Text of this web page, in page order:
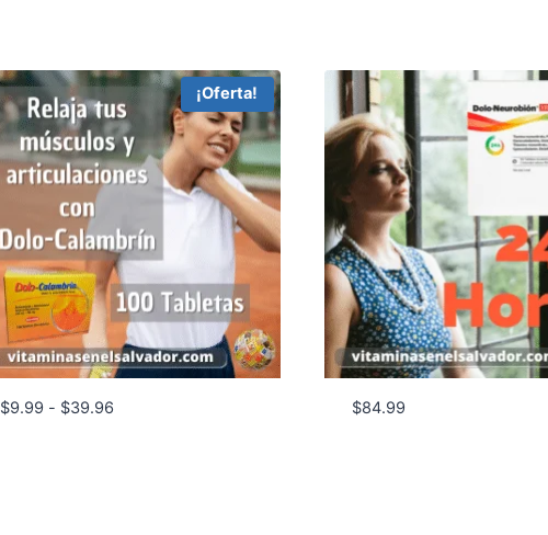
¡Oferta!
$9.99 - $39.96 $84.99